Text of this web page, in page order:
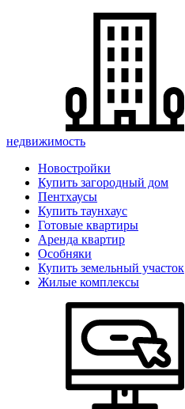
недвижимость
Новостройки
Купить загородный дом
Пентхаусы
Купить таунхаус
Готовые квартиры
Аренда квартир
Особняки
Купить земельный участок
Жилые комплексы